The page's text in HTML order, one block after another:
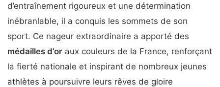
d’entraînement rigoureux et une détermination
inébranlable, il a conquis les sommets de son
sport. Ce nageur extraordinaire a apporté des
médailles d’or aux couleurs de la France, renforçant
la fierté nationale et inspirant de nombreux jeunes
athlètes à poursuivre leurs rêves de gloire